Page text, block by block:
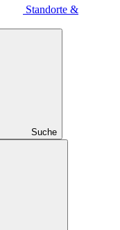
Standorte &
Suche